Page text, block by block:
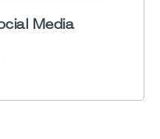
Media